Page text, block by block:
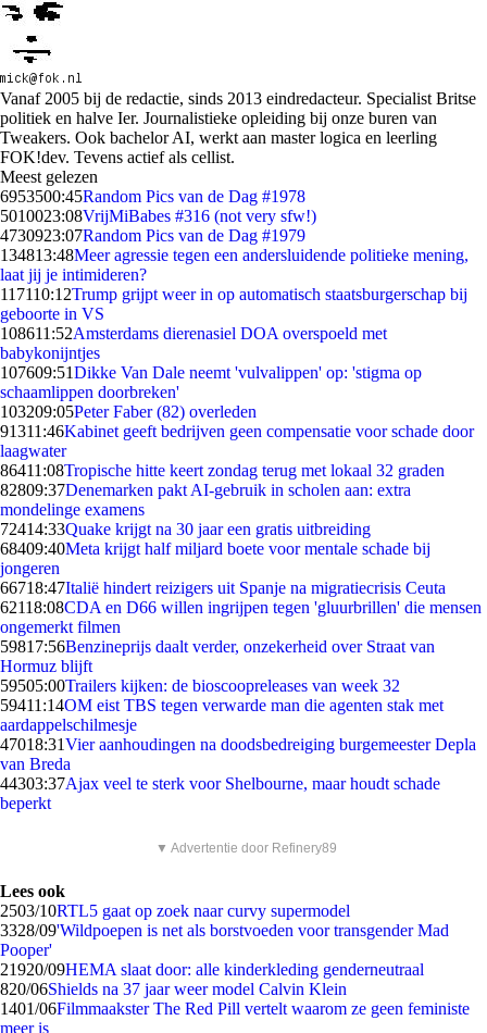
Vanaf 2005 bij de redactie, sinds 2013 eindredacteur. Specialist Britse
politiek en halve Ier. Journalistieke opleiding bij onze buren van
Tweakers. Ook bachelor AI, werkt aan master logica en leerling
FOK!dev. Tevens actief als cellist.
Meest gelezen
6953500:45Random Pics van de Dag #1978
5010023:08VrijMiBabes #316 (not very sfw!)
4730923:07Random Pics van de Dag #1979
134813:48Meer agressie tegen een andersluidende politieke mening,
laat jij je intimideren?
117110:12Trump grijpt weer in op automatisch staatsburgerschap bij
geboorte in VS
108611:52Amsterdams dierenasiel DOA overspoeld met
babykonijntjes
107609:51Dikke Van Dale neemt 'vulvalippen' op: 'stigma op
schaamlippen doorbreken'
103209:05Peter Faber (82) overleden
91311:46Kabinet geeft bedrijven geen compensatie voor schade door
laagwater
86411:08Tropische hitte keert zondag terug met lokaal 32 graden
82809:37Denemarken pakt AI-gebruik in scholen aan: extra
mondelinge examens
72414:33Quake krijgt na 30 jaar een gratis uitbreiding
68409:40Meta krijgt half miljard boete voor mentale schade bij
jongeren
66718:47Italië hindert reizigers uit Spanje na migratiecrisis Ceuta
62118:08CDA en D66 willen ingrijpen tegen 'gluurbrillen' die mensen
ongemerkt filmen
59817:56Benzineprijs daalt verder, onzekerheid over Straat van
Hormuz blijft
59505:00Trailers kijken: de bioscoopreleases van week 32
59411:14OM eist TBS tegen verwarde man die agenten stak met
aardappelschilmesje
47018:31Vier aanhoudingen na doodsbedreiging burgemeester Depla
van Breda
44303:37Ajax veel te sterk voor Shelbourne, maar houdt schade
beperkt
▼ Advertentie door Refinery89
Lees ook
2503/10RTL5 gaat op zoek naar curvy supermodel
3328/09'Wildpoepen is net als borstvoeden voor transgender Mad
Pooper'
21920/09HEMA slaat door: alle kinderkleding genderneutraal
820/06Shields na 37 jaar weer model Calvin Klein
1401/06Filmmaakster The Red Pill vertelt waarom ze geen feministe
meer is